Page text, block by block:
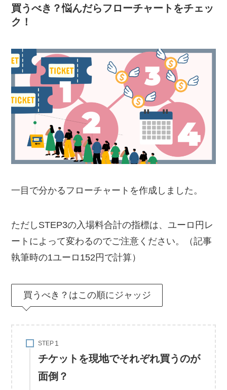
買うべき？悩んだらフローチャートをチェッ
ク！
一目で分かるフローチャートを作成しました。
ただしSTEP3の入場料合計の指標は、ユーロ円レ
ートによって変わるのでご注意ください。（記事
執筆時の1ユーロ152円で計算）
買うべき？はこの順にジャッジ
STEP
チケットを現地でそれぞれ買うのが
面倒？